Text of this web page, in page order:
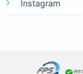
Instagram